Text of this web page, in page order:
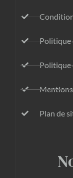
Politique
Politique
Mentions
Plan de